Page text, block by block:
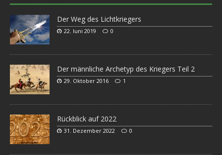
Der Weg des Lichtkriegers
22. Juni 2019 0
Der männliche Archetyp des Kriegers Teil 2
29. Oktober 2016 1
Rückblick auf 2022
31. Dezember 2022 0